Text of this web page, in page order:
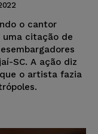
o cantor
uma citação de
SC. A ação diz
o artista fazia